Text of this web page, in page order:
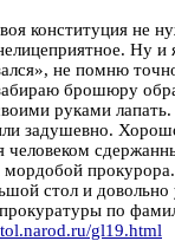
конституция не
Ну и
не помню
брошюру
руками лапать.
задушевно.
человеком
мордобой
стол и довольно
по
gl19.html